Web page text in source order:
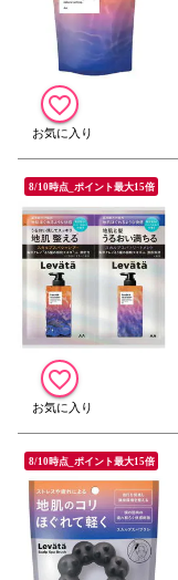
8/10時点_ポイント最大15倍
8/10時点_ポイント最大15倍